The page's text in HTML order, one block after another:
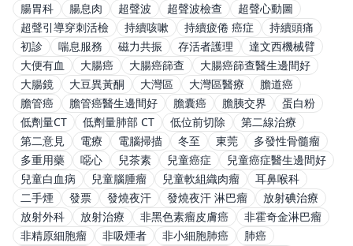
腸胃科
腸息肉 超聲波 超聲波檢查
超聲心動圖
超聲引導穿刺活檢
持續咳嗽 持續疲倦 癌症
持續頭痛
初診
喘息服務 磁力共振 存活者護理
達文西機械臂
大便有血
大腸癌 大腸癌篩查
大腸癌篩查醫生邊間好
大腸鏡
大豆異黃酮 大灣區 大灣區醫療
膽道癌
膽管癌
膽管癌醫生邊間好 膽囊癌 膽胰交界
蛋白粉
低劑量CT
低劑量肺部 CT 低位前切除
第二線治療
第二意見
電療 電腦掃描 冬至 東莞
多發性骨髓瘤
多重用藥
噁心 兒茶素 兒童癌症
兒童癌症醫生邊間好
兒童白血病
兒童腦腫瘤 兒童軟組織肉瘤
耳鼻喉科
二手煙
發票 發燒夜汗 發燒夜汗 淋巴瘤
放射碘治療
放射外科
放射治療 非黑色素瘤皮膚癌
非霍奇金淋巴瘤
非精原細胞瘤
非吸煙者 非小細胞肺癌
肺癌